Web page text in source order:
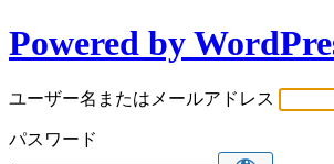
Powered by
ユーザー名またはメールアドレス
パスワード